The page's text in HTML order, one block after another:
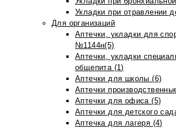
Укладки при отравлении
Для организаций
Аптечки, укладки для
№1144н(5)
Аптечки, укладки
общепита (1)
Аптечки для школы (6)
Аптечки
Аптечки для офиса (5)
Аптечки для детского
Аптечка для лагеря (4)